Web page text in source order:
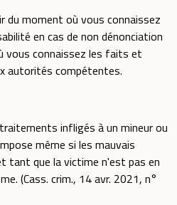
du moment où vous connaissez
en cas de non dénonciation
vous connaissez les faits et
autorités compétentes.
infligés à un mineur ou
même si les mauvais
que la victime n'est pas en
(Cass. crim., 14 avr. 2021, n°